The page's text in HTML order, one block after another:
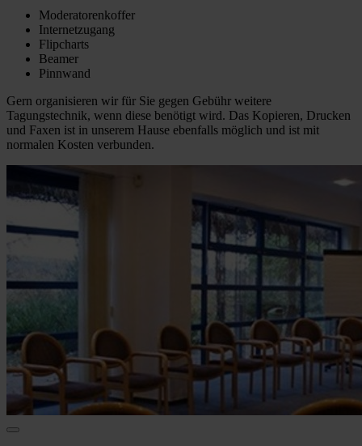
Moderatorenkoffer
Internetzugang
Flipcharts
Beamer
Pinnwand
Gern organisieren wir für Sie gegen Gebühr weitere
Tagungstechnik, wenn diese benötigt wird. Das Kopieren, Drucken
und Faxen ist in unserem Hause ebenfalls möglich und ist mit
normalen Kosten verbunden.